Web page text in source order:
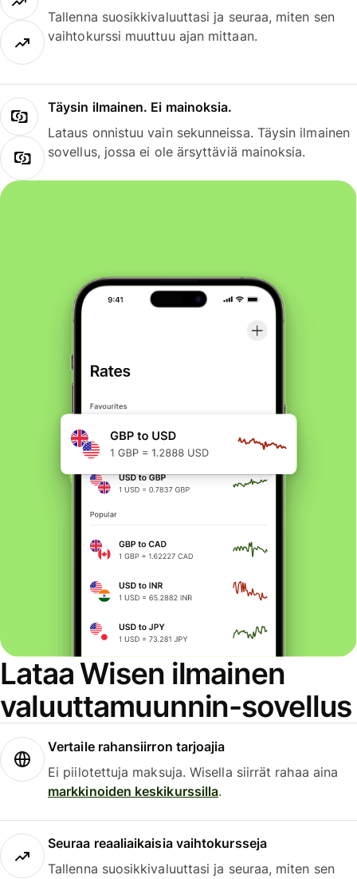
Tallenna suosikkivaluuttasi ja seuraa, miten sen
vaihtokurssi muuttuu ajan mittaan.
Täysin ilmainen. Ei mainoksia.
Lataus onnistuu vain sekunneissa. Täysin ilmainen
sovellus, jossa ei ole ärsyttäviä mainoksia.
Lataa Wisen ilmainen
valuuttamuunnin-sovellus
Vertaile rahansiirron tarjoajia
Ei piilotettuja maksuja. Wisella siirrät rahaa aina
markkinoiden keskikurssilla.
Seuraa reaaliaikaisia vaihtokursseja
Tallenna suosikkivaluuttasi ja seuraa, miten sen